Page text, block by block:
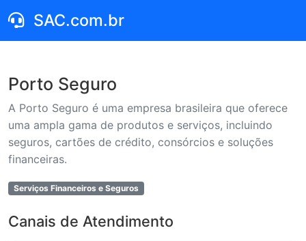
SAC.com.br
Porto Seguro
A Porto Seguro é uma empresa brasileira que oferece
uma ampla gama de produtos e serviços, incluindo
seguros, cartões de crédito, consórcios e soluções
financeiras.
Serviços Financeiros e Seguros
Canais de Atendimento